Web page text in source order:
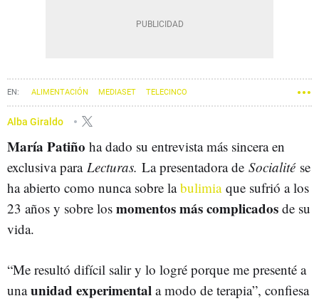
ALIMENTACIÓN MEDIASET TELECINCO
Alba Giraldo
María Patiño ha dado su entrevista más sincera en
exclusiva para Lecturas. La presentadora de Socialité se
ha abierto como nunca sobre labulimiaque sufrió a los
23 años y sobre los momentos más complicados de su
vida.
“Me resultó difícil salir y lo logré porque me presenté a
unaunidad experimental a modo de terapia”, confiesa